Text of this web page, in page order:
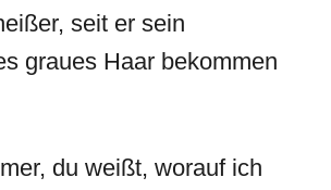
seit er sein
graues Haar bekommen
du weißt, worauf ich